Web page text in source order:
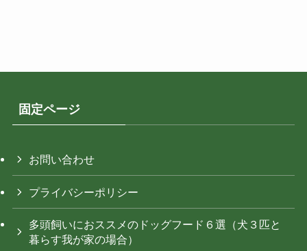
固定ページ
お問い合わせ
プライバシーポリシー
多頭飼いにおススメのドッグフード６選（犬３匹と
暮らす我が家の場合）